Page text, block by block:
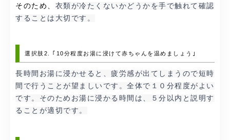
そのため、 衣類が冷たくないかどうかを手で触れて確認
することは大切です。
選択肢2. ｢10分程度お湯に浸けて赤ちゃんを温めましょう｣
長時間お湯に浸かせると、疲労感が出てしまうので短時
間で行うことが望ましいです。全体で１０分程度がよい
です。そのためお湯に浸かる時間は、５分以内と説明す
ることが適切です。